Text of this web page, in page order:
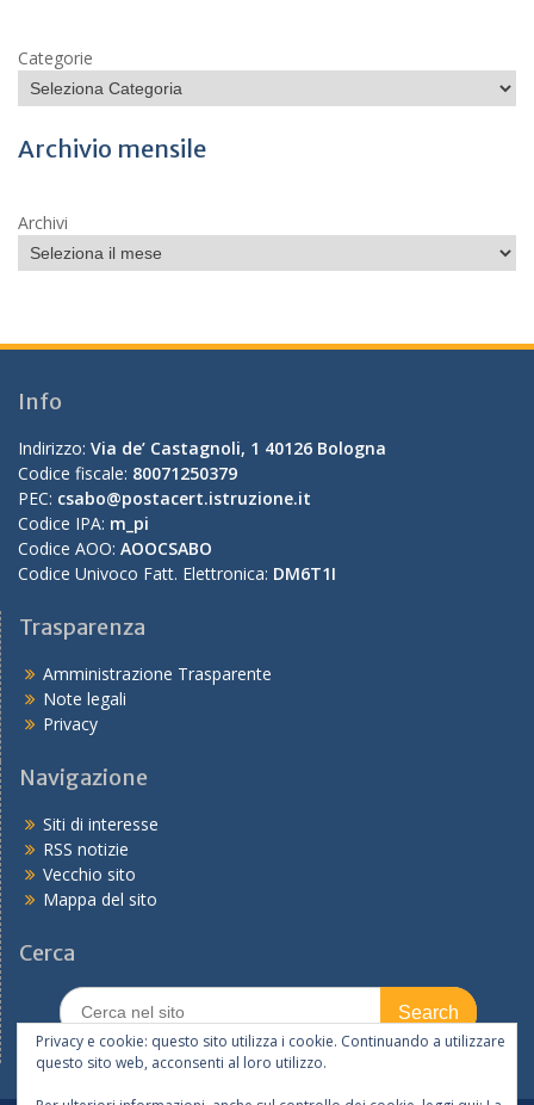
Categorie
Archivio mensile
Archivi
Info
Indirizzo: Via de’ Castagnoli, 1 40126 Bologna
Codice fiscale: 80071250379
PEC: csabo@postacert.istruzione.it
Codice IPA: m_pi
Codice AOO: AOOCSABO
Codice Univoco Fatt. Elettronica: DM6T1I
Trasparenza
Amministrazione Trasparente
Note legali
Privacy
Navigazione
Siti di interesse
RSS notizie
Vecchio sito
Mappa del sito
Cerca
Search
for:
Privacy e cookie: questo sito utilizza i cookie. Continuando a utilizzare
questo sito web, acconsenti al loro utilizzo.